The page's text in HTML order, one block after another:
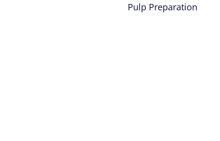
Pulp Preparation